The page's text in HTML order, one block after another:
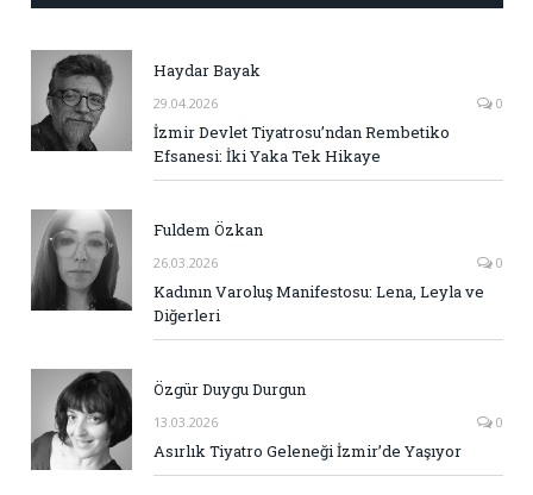
Haydar Bayak
29.04.2026 0
İzmir Devlet Tiyatrosu’ndan Rembetiko
Efsanesi: İki Yaka Tek Hikaye
Fuldem Özkan
26.03.2026 0
Kadının Varoluş Manifestosu: Lena, Leyla ve
Diğerleri
Özgür Duygu Durgun
13.03.2026 0
Asırlık Tiyatro Geleneği İzmir’de Yaşıyor